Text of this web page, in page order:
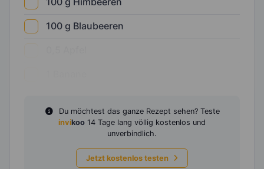
100 g Blaubeeren
Du möchtest das ganze Rezept sehen? Teste
invikoo 14 Tage lang völlig kostenlos und
unverbindlich.
Jetzt kostenlos testen